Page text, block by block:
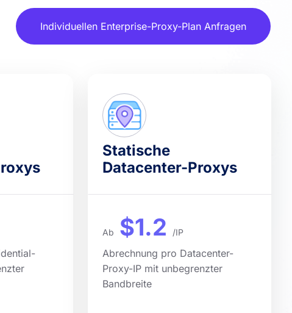
Individuellen Enterprise-Proxy-Plan Anfragen
Statische
Datacenter-Proxys
Ab $1.2 /IP
Abrechnung pro Datacenter-
Proxy-IP mit unbegrenzter
Bandbreite